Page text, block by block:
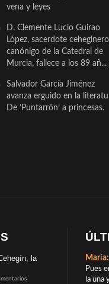
vena y leyes
D. Clemente Lucio Guirao
López, sacerdote
canónigo de la Catedral de
Murcia, fallece a los 89 añ...
Salvador García Jiménez
avanza erguido en la
De ‘Puntarrón’ a princesas.
la
María:
Pues
la una